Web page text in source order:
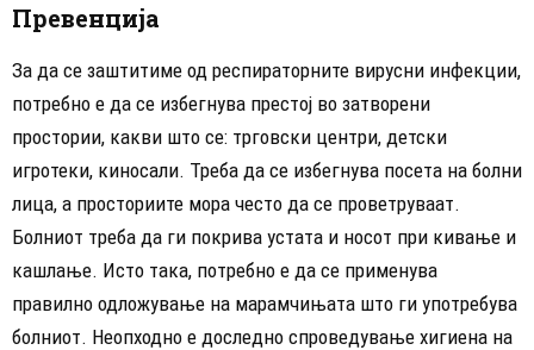
Превенција
За да се заштитиме од респираторните вирусни инфекции,
потребно e да се избегнува престој во затворени
простории, какви што се: трговски центри, детски
игротеки, киносали. Треба да се избегнува посета на болни
лица, а просториите мора често да се проветруваат.
Болниот треба да ги покрива устата и носот при кивање и
кашлање. Исто така, потребно е да се применува
правилно одложување на марамчињата што ги употребува
болниот. Неопходно е доследно спроведување хигиена на